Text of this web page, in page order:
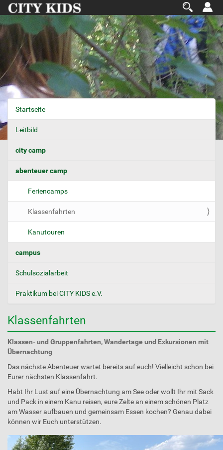
N
i
a
n
Startseite
Leitbild
city camp
abenteuer camp
Feriencamps
Klassenfahrten
Kanutouren
campus
Schulsozialarbeit
Praktikum bei CITY KIDS e.V.
Klassenfahrten
Klassen- und Gruppenfahrten, Wandertage und Exkursionen mit
Übernachtung
Das nächste Abenteuer wartet bereits auf euch! Vielleicht schon bei
Eurer nächsten Klassenfahrt.
Habt Ihr Lust auf eine Übernachtung am See oder wollt Ihr mit Sack
und Pack in einem Kanu reisen, eure Zelte an einem schönen Platz
am Wasser aufbauen und gemeinsam Essen kochen? Genau dabei
können wir Euch unterstützen.